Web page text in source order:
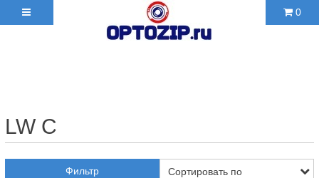
0
LW C
Фильтр